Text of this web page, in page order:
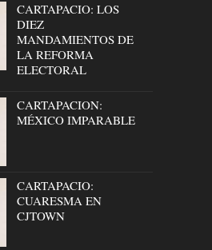
CARTAPACIO: LOS
DIEZ
MANDAMIENTOS DE
LA REFORMA
ELECTORAL
CARTAPACION:
MÉXICO IMPARABLE
CARTAPACIO:
CUARESMA EN
CJTOWN